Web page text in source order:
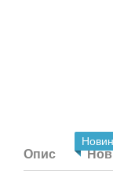
Опис